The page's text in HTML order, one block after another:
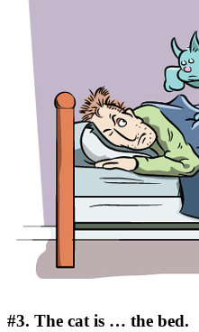
#3. The cat is … the bed.